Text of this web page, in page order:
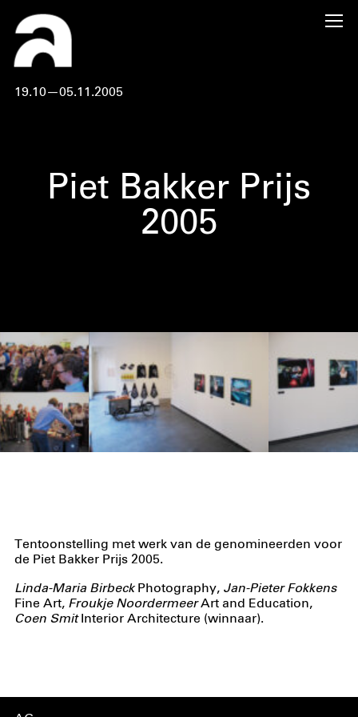
19.10—05.11.2005
Piet Bakker Prijs
2005
Tentoonstelling met werk van de genomineerden voor
de Piet Bakker Prijs 2005.
Linda-Maria BirbeckPhotography, Jan-Pieter Fokkens
Fine Art, Froukje NoordermeerArt and Education,
Coen SmitInterior Architecture (winnaar).